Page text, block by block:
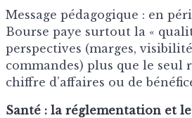
Message pédagogique : en
Bourse paye surtout la «
perspectives (marges,
commandes) plus que le seul
chiffre d’affaires ou de
Santé : la réglementation et